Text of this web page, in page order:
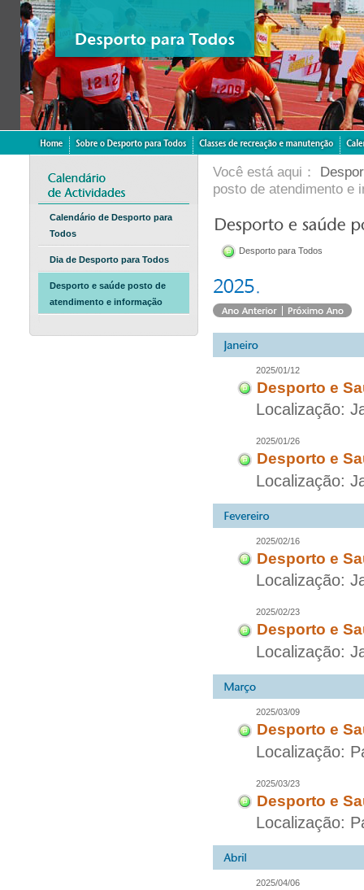
Calendário de Desporto para
Todos
Dia de Desporto para Todos
Desporto e saúde posto de
atendimento e informação
Você está aqui：
posto de atendimento e
Desporto para Todos
2025/01/12
Desporto e
Localização:
2025/01/26
Desporto e
Localização:
2025/02/16
Desporto e
Localização:
2025/02/23
Desporto e
Localização:
2025/03/09
Desporto e
Localização:
2025/03/23
Desporto e
Localização:
2025/04/06